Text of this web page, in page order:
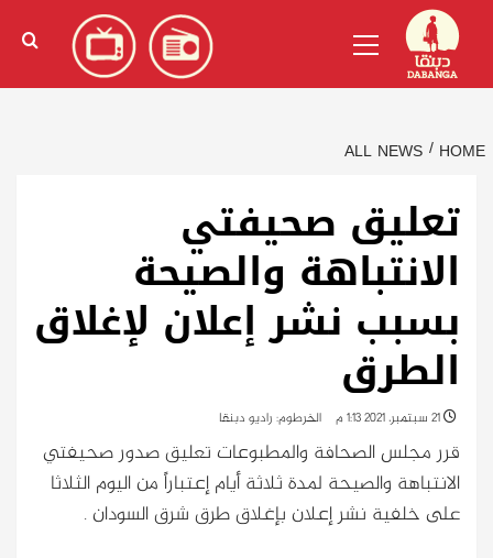
content
الإنجليزية)
Menu
HOME
ALL NEWS
تعليق صحيفتي
الانتباهة والصيحة
بسبب نشر إعلان لإغلاق
الطرق
الخرطوم: راديو دبنقا
قرر مجلس الصحافة والمطبوعات تعليق صدور صحيفتي
الانتباهة والصيحة لمدة ثلاثة أيام إعتباراً من اليوم الثلاثا
على خلفية نشر إعلان بإغلاق طرق شرق السودان .